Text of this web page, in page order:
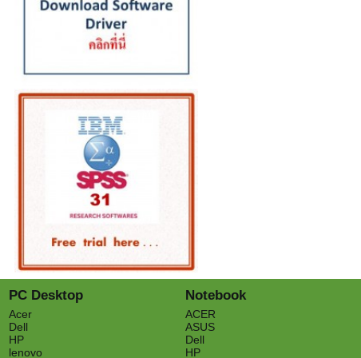
PC Desktop
Acer
Dell
HP
lenovo
Notebook
ACER
ASUS
Dell
HP